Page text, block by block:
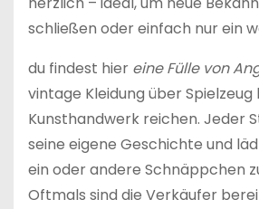
schließen oder einfach nur ein
du findest hier eine Fülle von
vintage Kleidung über Spielzeug
Kunsthandwerk reichen. Jeder
seine eigene Geschichte und
ein oder andere Schnäppchen
Oftmals sind die Verkäufer